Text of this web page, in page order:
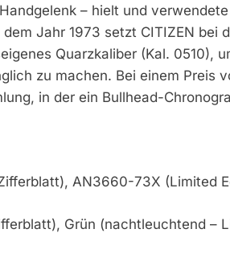
– hielt und
Jahr 1973 setzt CITIZEN bei
Quarzkaliber (Kal. 0510),
zu machen. Bei einem Preis
in der ein Bullhead-
AN3660-73X (Limited
Grün (nachtleuchtend –